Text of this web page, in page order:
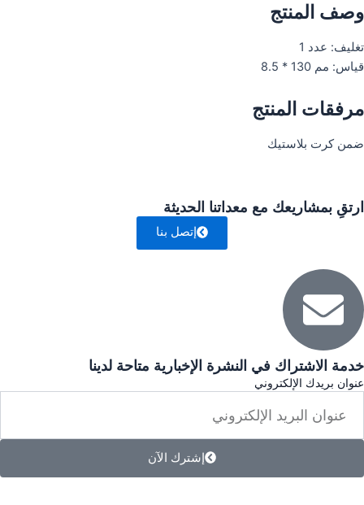
وصف المنتج
تغليف: عدد 1
قياس: مم 130 * 8.5
مرفقات المنتج
ضمن كرت بلاستيك
ارتقِ بمشاريعك مع معداتنا الحديثة
إتصل بنا
خدمة الاشتراك في النشرة الإخبارية متاحة لدينا
عنوان بريدك الإلكتروني
إشترك الآن